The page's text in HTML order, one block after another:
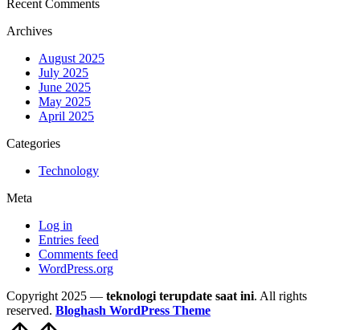
Recent Comments
Archives
August 2025
July 2025
June 2025
May 2025
April 2025
Categories
Technology
Meta
Log in
Entries feed
Comments feed
WordPress.org
Copyright 2025 — teknologi terupdate saat ini. All rights
reserved. Bloghash WordPress Theme